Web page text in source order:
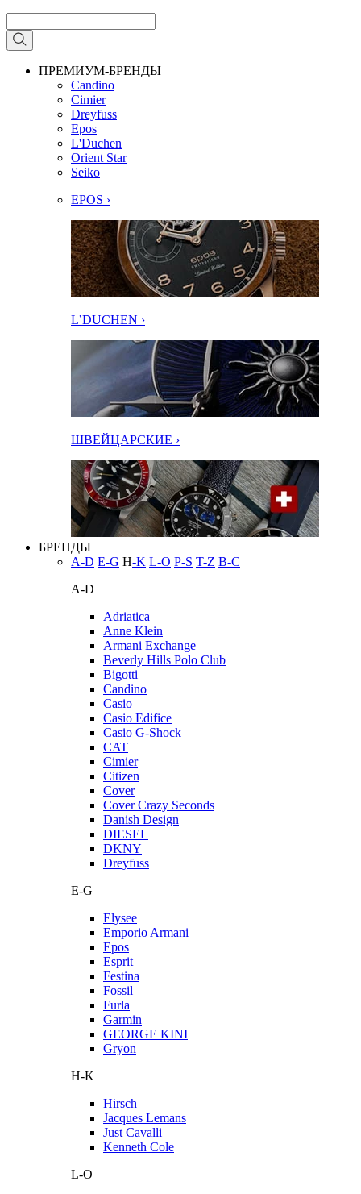
ПРЕМИУМ-БРЕНДЫ
Candino
Cimier
Dreyfuss
Epos
L'Duchen
Orient Star
Seiko
EPOS ›
L’DUCHEN ›
ШВЕЙЦАРСКИЕ ›
БРЕНДЫ
A-D E-G H-K L-O P-S T-Z В-С
A-D
Adriatica
Anne Klein
Armani Exchange
Beverly Hills Polo Club
Bigotti
Candino
Casio
Casio Edifice
Casio G-Shock
CAT
Cimier
Citizen
Cover
Cover Crazy Seconds
Danish Design
DIESEL
DKNY
Dreyfuss
E-G
Elysee
Emporio Armani
Epos
Esprit
Festina
Fossil
Furla
Garmin
GEORGE KINI
Gryon
H-K
Hirsch
Jacques Lemans
Just Cavalli
Kenneth Cole
L-O